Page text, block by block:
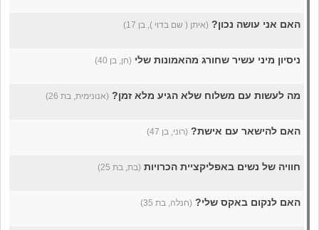
האם אני עושה נכון? (איתן ( שם בדוי ), בן 17)
ניסיון מיני עשיר שחורג מהאמונות שלי (חן, בן 40)
מה לעשות עם משלוח שלא הגיע מלא זמן? (אנונימית, בת 26)
האם להישאר עם אישת? (רוני, בן 47)
חוויה של נשים באפליקציית הכרויות (בת, בת 25)
האם לנקום באקס שלי? (חנלה, בת 35)